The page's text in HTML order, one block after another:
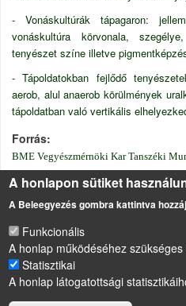
- Vonáskultúrák tápagaron:
vonáskultúra körvonala,
tenyészet színe illetve
- Tápoldatokban fejlődő
aerob, alul anaerob körülmények
tápoldatban való vertikális
Forrás
BME Vegyészmérnöki Kar Tanszéki
mikrobiológiai gyakorlatok,
Budapest
LÁBLÉC
Impresszum
Sütikezelési szabályzat
A honlapon sütiket
A Beleegyezés gombra kattintva
Funkcionális
A honlap működéséhez szükséges
Statisztikai
A honlap látogatottsági